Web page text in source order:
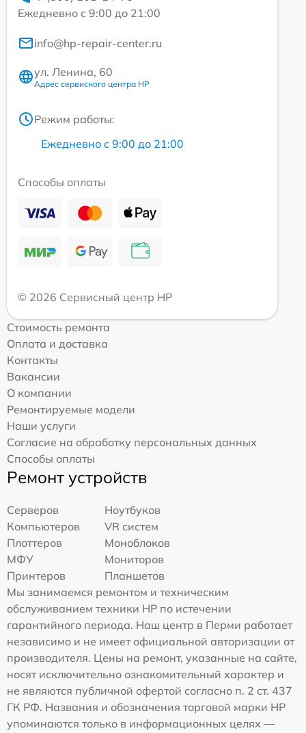
Ежедневно с 9:00 до 21:00
info@hp-repair-center.ru
ул. Ленина, 60
Адрес сервисного центра HP
Режим работы:
Ежедневно с 9:00 до 21:00
Способы оплаты
© 2026 Сервисный центр HP
Стоимость ремонта
Оплата и доставка
Контакты
Вакансии
О компании
Ремонтируемые модели
Наши услуги
Согласие на обработку персональных данных
Способы оплаты
Ремонт устройств
Серверов
Ноутбуков
Компьютеров
VR систем
Плоттеров
Моноблоков
МФУ
Мониторов
Принтеров
Планшетов
Мы занимаемся ремонтом и техническим
обслуживанием техники HP по истечении
гарантийного периода. Наш центр в Перми работает
независимо и не имеет официальной авторизации от
производителя. Цены на ремонт, указанные на сайте,
носят исключительно ознакомительный характер и
не являются публичной офертой согласно п. 2 ст. 437
ГК РФ. Названия и обозначения торговой марки HP
упоминаются только в информационных целях —